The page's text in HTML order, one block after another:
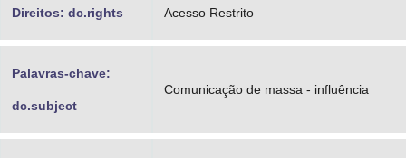
Direitos: dc.rights Acesso Restrito
Palavras-chave:
dc.subject
Comunicação de massa - influência